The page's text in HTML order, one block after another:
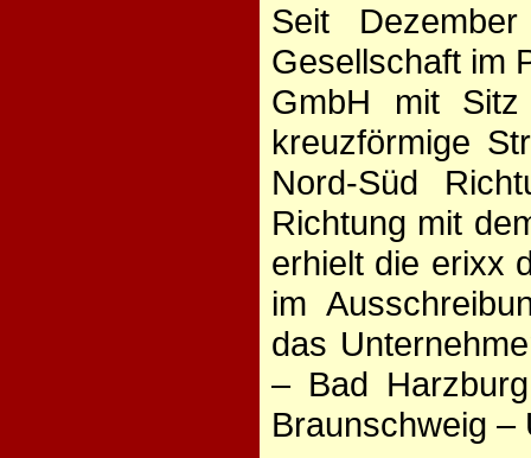
Seit
Gesellschaft im
GmbH mit
kreuzförmige
Nord-Süd
Richtung mit
erhielt die erixx
im
das
– Bad
Braunschweig –